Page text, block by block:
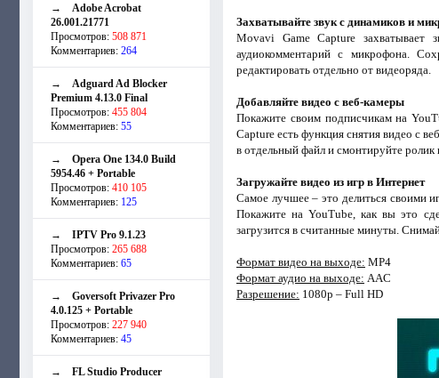
→ Adobe Acrobat
26.001.21771
Просмотров: 508 871
Комментариев: 264
→ Adguard Ad Blocker
Premium 4.13.0 Final
Просмотров: 455 804
Комментариев: 55
→ Opera One 134.0 Build
5954.46 + Portable
Просмотров: 410 105
Комментариев: 125
→ IPTV Pro 9.1.23
Просмотров: 265 688
Комментариев: 65
→ Goversoft Privazer Pro
4.0.125 + Portable
Просмотров: 227 940
Комментариев: 45
→ FL Studio Producer
Захватывайте звук с динамиков и
Movavi Game Capture захватывает
аудиокомментарий с микрофона.
редактировать отдельно от видеоряда.
Добавляйте видео с веб-камеры
Покажите своим подписчикам на
Capture есть функция снятия видео с
в отдельный файл и смонтируйте ролик
Загружайте видео из игр в Интернет
Самое лучшее – это делиться своими
Покажите на YouTube, как вы это
загрузится в считанные минуты.
Формат видео на выходе: MP4
Формат аудио на выходе: AAC
Разрешение: 1080p – Full HD